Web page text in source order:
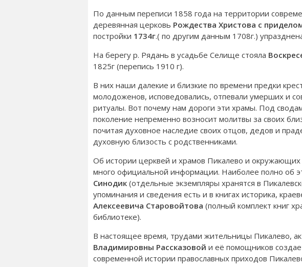
По данным переписи 1858 года на территории
деревянная церковь Рождества Христова с
постройки 1734г.( по другим данным 1708г.)
На берегу р. Рядань в усадьбе Селище стояла
1825г (перепись 1910 г).
В них наши далекие и близкие по времени предки
молодоженов, исповедовались, отпевали умерших и
ритуалы. Вот почему нам дороги эти храмы. Под
поколение непременно возносит молитвы за своих
почитая духовное наследие своих отцов, дедов и
духовную близость с родственниками.
Об истории церквей и храмов Пикалево и
много официальной информации. Наиболее полно об
Синодик (отдельные экземпляры хранятся в
упоминания и сведения есть и в книгах историка,
Алексеевича Старовойтова (полный комплект книг
библиотеке).
В настоящее время, трудами жительницы Пикалево,
Владимировны Рассказовой и её помощников
современной истории православных приходов